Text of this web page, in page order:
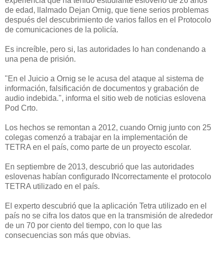
de edad, llalmado Dejan Ornig, que tiene serios problemas
después del descubrimiento de varios fallos en el Protocolo
de comunicaciones de la policía.
Es increíble, pero si, las autoridades lo han condenando a
una pena de prisión.
"En el Juicio a Ornig se le acusa del ataque al sistema de
información, falsificación de documentos y grabación de
audio indebida.", informa el sitio web de noticias eslovena
Pod Crto.
Los hechos se remontan a 2012, cuando Ornig junto con 25
colegas comenzó a trabajar en la implementación de
TETRA en el país, como parte de un proyecto escolar.
En septiembre de 2013, descubrió que las autoridades
eslovenas habían configurado INcorrectamente el protocolo
TETRA utilizado en el país.
El experto descubrió que la aplicación Tetra utilizado en el
país no se cifra los datos que en la transmisión de alrededor
de un 70 por ciento del tiempo, con lo que las
consecuencias son más que obvias.